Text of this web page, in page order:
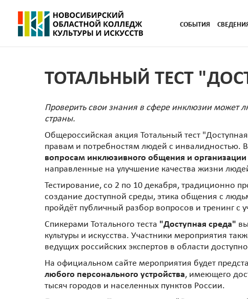
СОБЫТИЯ
ТОТАЛЬНЫЙ ТЕСТ
Проверить свои знания в сфере инклюзии может
страны.
Общероссийская акция Тотальный тест
правам и потребностям людей с инвалидностью.
вопросам инклюзивного общения и
направленные на улучшение качества жизни
Тестирование, со 2 по 10 декабря, традиционно
создание доступной среды, этика общения с
пройдёт публичный разбор вопросов и тренинг с
Спикерами Тотального теста "Доступная среда"
культуры и искусства. Участники мероприятия
ведущих российских экспертов в области
На официальном сайте мероприятия будет
любого персонального устройства, имеющего
тысяч городов и населенных пунктов России.